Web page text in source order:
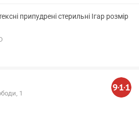
припудрені стерильні Ігар розмір
1